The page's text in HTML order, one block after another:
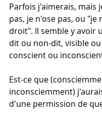
Parfois j'aimerais, mais
pas, je n'ose pas, ou "je
droit". Il semble y avoir
dit ou non-dit, visible
conscient ou
Est-ce que
inconsciemment)
d'une permission de